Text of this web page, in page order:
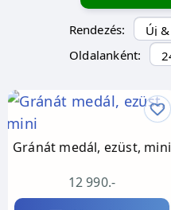
Rendezés:
Oldalanként:
Gránát medál, ezüst, mini
12 990.-